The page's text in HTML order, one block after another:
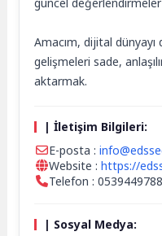
Amacım, dijital
gelişmeleri sade,
aktarmak.
| İletişim Bilgileri:
E-posta :
Website :https://
Telefon :
| Sosyal Medya: